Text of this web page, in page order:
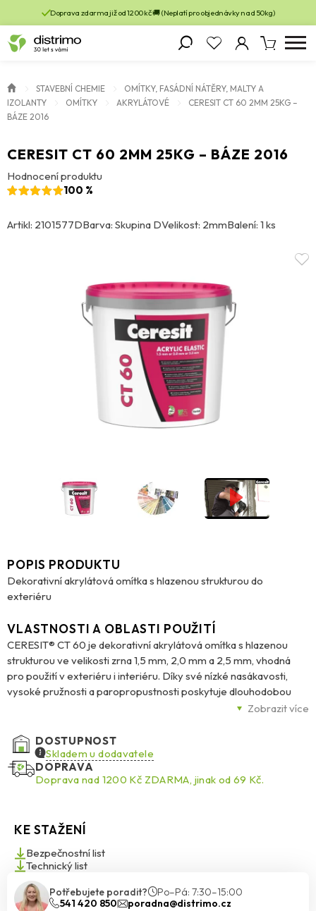
Doprava zdarma již od 1200 kč 🚚 (Neplatí pro objednávky nad 50kg)
STAVEBNÍ CHEMIE
OMÍTKY, FASÁDNÍ NÁTĚRY, MALTY A
IZOLANTY
OMÍTKY AKRYLÁTOVÉ
CERESIT CT 60 2MM 25KG –
BÁZE 2016
CERESIT CT 60 2MM 25KG – BÁZE 2016
Hodnocení produktu
100 %
Artikl: 2101577DBarva: Skupina DVelikost: 2mmBalení: 1 ks
POPIS PRODUKTU
Dekorativní akrylátová omítka s hlazenou strukturou do
exteriéru
Zobrazit více
VLASTNOSTI A OBLASTI POUŽITÍ
CERESIT® CT 60 je dekorativní akrylátová omítka s hlazenou
strukturou ve velikosti zrna 1,5 mm, 2,0 mm a 2,5 mm, vhodná
pro použití v exteriéru i interiéru. Díky své nízké nasákavosti,
vysoké pružnosti a paropropustnosti poskytuje dlouhodobou
odolnost proti povětrnostním vlivům i mechanickému poškození.
Nature® a lze ji aplikovat na beton, tradiční omítky nebo vrstvy
vyztužené armovací sítí v zateplovacích systémech Ceresit
Ceretherm (ETICS) s deskami z EPS. Speciální složení zaručuje
odolnost proti biologickému napadení, jako jsou houby, plísně a
DOSTUPNOST
Skladem u dodavatele
DOPRAVA
Doprava nad 1200 Kč ZDARMA, jinak od 69 Kč.
KE STAŽENÍ
Bezpečnostní list
Technický list
Potřebujete poradit?
Po–Pá: 7:30–15:00
541 420 850
poradna@distrimo.cz